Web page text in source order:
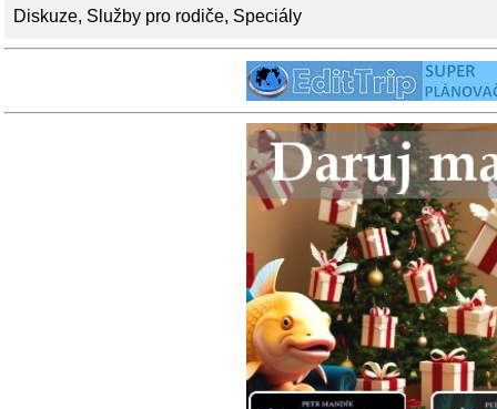
Diskuze, Služby pro rodiče, Speciály